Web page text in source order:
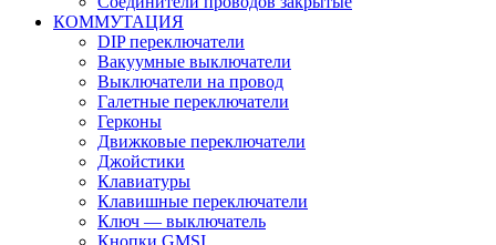
КОММУТАЦИЯ
DIP переключатели
Вакуумные выключатели
Выключатели на провод
Галетные переключатели
Герконы
Движковые переключатели
Джойстики
Клавиатуры
Клавишные переключатели
Ключ — выключатель
Кнопки GMSI